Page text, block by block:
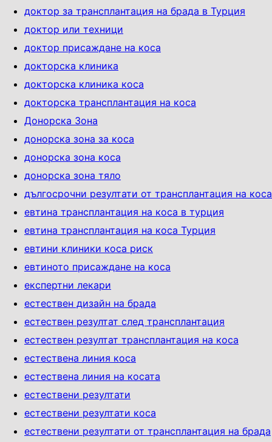
доктор за трансплантация на брада в Турция
доктор или техници
доктор присаждане на коса
докторска клиника
докторска клиника коса
докторска трансплантация на коса
Донорска Зона
донорска зона за коса
донорска зона коса
донорска зона тяло
дългосрочни резултати от трансплантация на коса
евтина трансплантация на коса в турция
евтина трансплантация на коса Турция
евтини клиники коса риск
евтиното присаждане на коса
експертни лекари
естествен дизайн на брада
естествен резултат след трансплантация
естествен резултат трансплантация на коса
естествена линия коса
естествена линия на косата
естествени резултати
естествени резултати коса
естествени резултати от трансплантация на брада